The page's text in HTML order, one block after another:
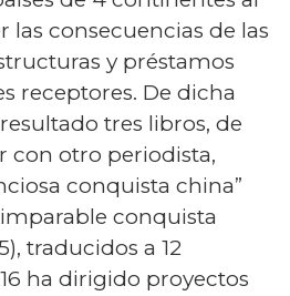
las consecuencias de las
y préstamos
receptores. De dicha
tres libros, de
con otro periodista,
conquista china”
imparable conquista
traducidos a 12
ha dirigido proyectos